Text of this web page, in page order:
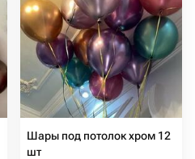
Шары под потолок хром 12
шт